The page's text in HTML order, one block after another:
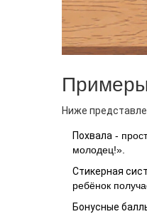
Ниже
Похвала -
молодец!».
Стикерная
ребёнок
Бонусные